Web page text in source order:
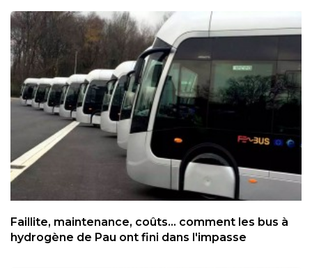
Faillite, maintenance, coûts... comment les bus à
hydrogène de Pau ont fini dans l'impasse